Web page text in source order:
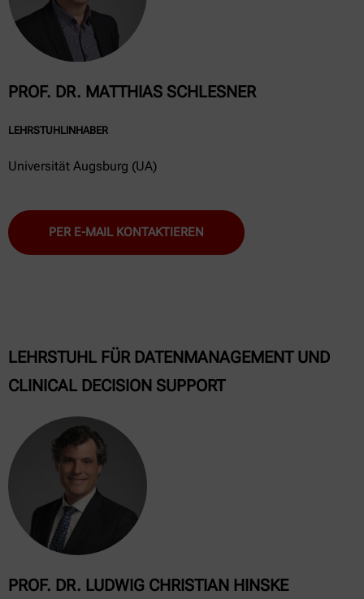
PROF. DR. MATTHIAS SCHLESNER
LEHRSTUHLINHABER
Universität Augsburg (UA)
PER E-MAIL KONTAKTIEREN
LEHRSTUHL FÜR DATENMANAGEMENT UND
CLINICAL DECISION SUPPORT
PROF. DR. LUDWIG CHRISTIAN HINSKE